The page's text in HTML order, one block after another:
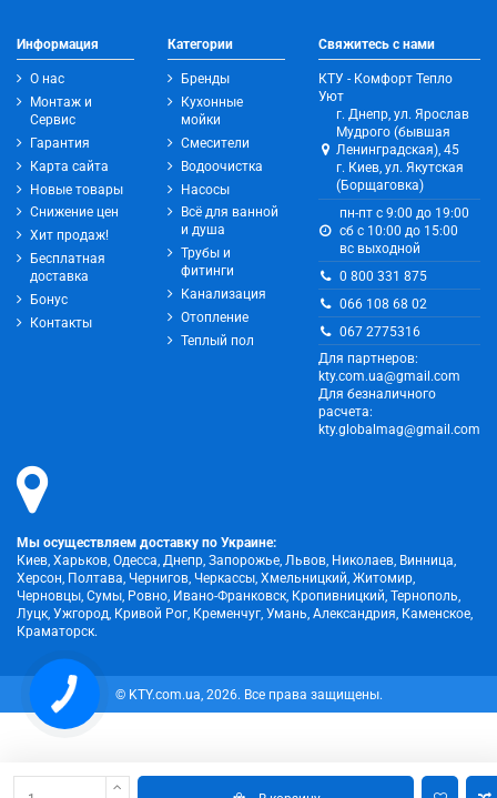
Информация
О нас
Монтаж и
Сервис
Гарантия
Карта сайта
Новые товары
Снижение цен
Хит продаж!
Бесплатная
доставка
Бонус
Контакты
Категории
Бренды
Кухонные
мойки
Смесители
Водоочистка
Насосы
Всё для ванной
и душа
Трубы и
фитинги
Канализация
Отопление
Теплый пол
Свяжитесь с нами
КТУ - Комфорт Тепло
Уют
г. Днепр, ул. Ярослав
Мудрого (бывшая
Ленинградская), 45
г. Киев, ул. Якутская
(Борщаговка)
пн-пт с 9:00 до 19:00
сб с 10:00 до 15:00
вс выходной
0 800 331 875
066 108 68 02
067 2775316
Для партнеров:
kty.com.ua@gmail.com
Для безналичного
расчета:
kty.globalmag@gmail.com
Мы осуществляем доставку по Украине:
Киев, Харьков, Одесса, Днепр, Запорожье, Львов, Николаев, Винница,
Херсон, Полтава, Чернигов, Черкассы, Хмельницкий, Житомир,
Черновцы, Сумы, Ровно, Ивано-Франковск, Кропивницкий, Тернополь,
Луцк, Ужгород, Кривой Рог, Кременчуг, Умань, Александрия, Каменское,
Краматорск.
© KTY.com.ua, 2026. Все права защищены.